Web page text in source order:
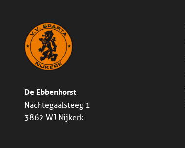
De Ebbenhorst
Nachtegaalsteeg 1
3862 WJ Nijkerk